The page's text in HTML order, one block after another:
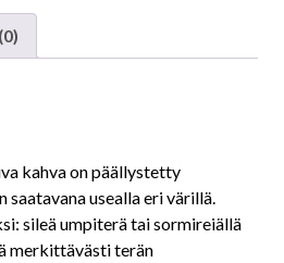
kahva on päällystetty
saatavana usealla eri värillä.
sileä umpiterä tai sormireiällä
merkittävästi terän